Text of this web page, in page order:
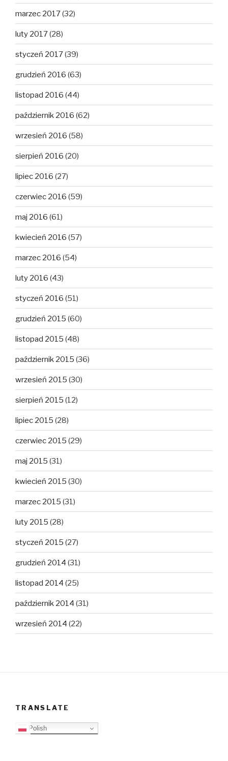
marzec 2017(32)
luty 2017(28)
styczeń 2017(39)
grudzień 2016 (63)
listopad 2016 (44)
październik 2016 (62)
wrzesień 2016 (58)
sierpień 2016 (20)
lipiec 2016 (27)
czerwiec 2016 (59)
maj 2016 (61)
kwiecień 2016 (57)
marzec 2016 (54)
luty 2016 (43)
styczeń 2016 (51)
grudzień 2015 (60)
listopad 2015 (48)
październik 2015 (36)
wrzesień 2015 (30)
sierpień 2015 (12)
lipiec 2015 (28)
czerwiec 2015 (29)
maj 2015 (31)
kwiecień 2015 (30)
marzec 2015 (31)
luty 2015 (28)
styczeń 2015 (27)
grudzień 2014 (31)
listopad 2014 (25)
październik 2014 (31)
wrzesień 2014 (22)
TRANSLATE
Polish